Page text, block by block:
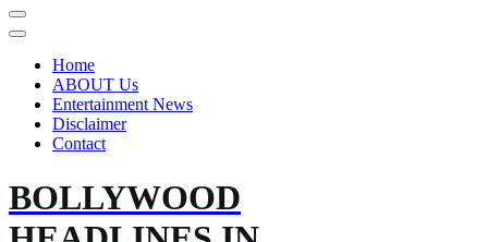
Home
ABOUT Us
Entertainment News
Disclaimer
Contact
BOLLYWOOD